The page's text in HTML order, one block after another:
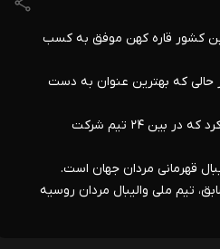
کشور قاره کهن موفق به کسب
کرد در حالی که بهترین عنوان به دست
* ایران در سال ۱۹۷۰ برای نخستین بار در رقابت های قهرمانی مردان جهان که به میزبانی بلغارستان برگزار شد، شرکت کرد که در بین ۲۴ تیم شرکت
کشور مسابقات والیبال قهرمانی مردان جهان است.
تیم ملی والیبال مردان روسیه